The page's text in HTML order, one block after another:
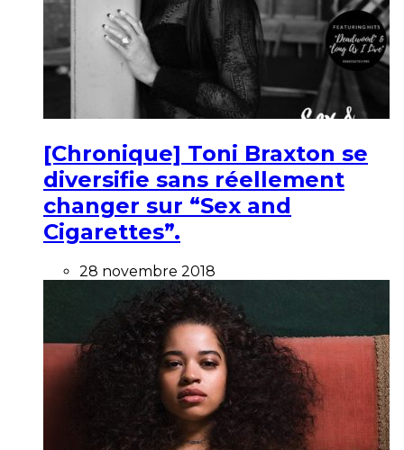
[Chronique] Toni Braxton se
diversifie sans réellement
changer sur “Sex and
Cigarettes”.
28 novembre 2018